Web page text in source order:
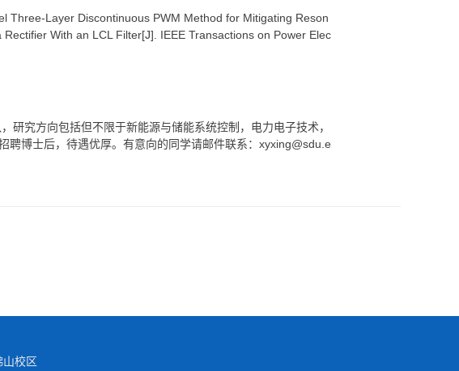
Three-Layer Discontinuous PWM Method for Mitigating Reson
With an LCL Filter[J]. IEEE Transactions on Power Elec
研究方向包括但不限于新能源与储能系统控制，电力电子技术，
聘博士后，待遇优厚。有意向的同学请邮件联系：xyxing@sdu.e
校区